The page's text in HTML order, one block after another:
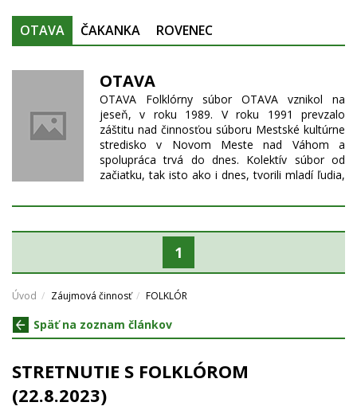
OTAVA ČAKANKA ROVENEC
OTAVA
OTAVA Folklórny súbor OTAVA vznikol na
jeseň, v roku 1989. V roku 1991 prevzalo
záštitu nad činnosťou súboru Mestské kultúrne
stredisko v Novom Meste nad Váhom a
spolupráca trvá do dnes. Kolektív súbor od
začiatku, tak isto ako i dnes, tvorili mladí ľudia,
nielen to tanečné. Dnes tvorí základ súboru asi
sa začali robiť prvé etnografické výskumy
tancov, piesní a ľudových zvykov z okolia
Nového Mesta, čo výrazne ovplyvnilo repertoár
okolitých dedín : Bošáca, Moravské Lieskové,
Myjava, Šariš, Terchová a Zemplín. S
rozširujúcim sa repertoárom pribúdali aj nové
festivaloch na Slovensku, ale i v Čechách, v
Maďarsku a v Tunise. V roku 2003 sme v
spolupráci s...
1
Úvod Záujmová činnosť FOLKLÓR
Späť na zoznam článkov
STRETNUTIE S FOLKLÓROM
(22.8.2023)